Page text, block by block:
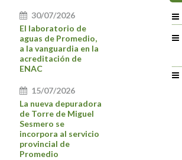
30/07/2026
El laboratorio de
aguas de Promedio,
a la vanguardia en la
acreditación de
ENAC
15/07/2026
La nueva depuradora
de Torre de Miguel
Sesmero se
incorpora al servicio
provincial de
Promedio